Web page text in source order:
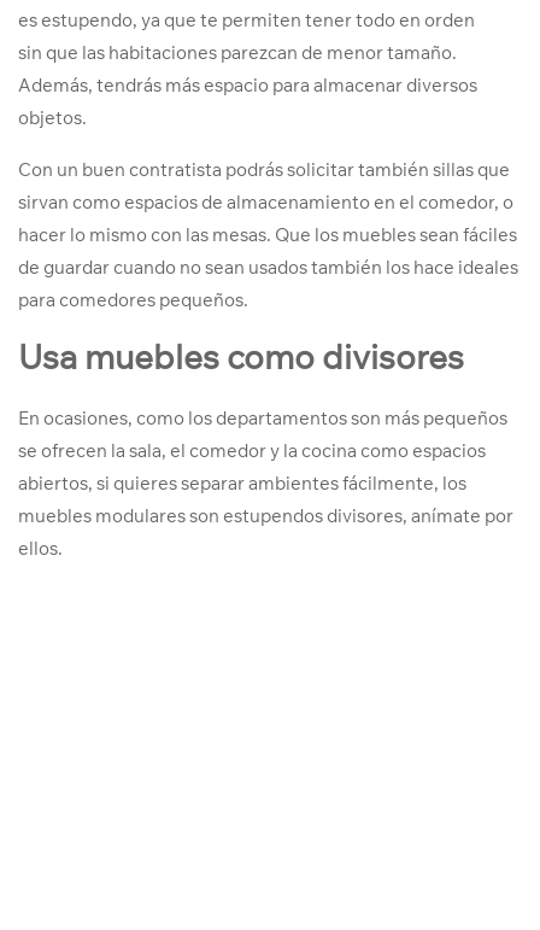
es estupendo, ya que te permiten tener todo en orden
sin que las habitaciones parezcan de menor tamaño.
Además, tendrás más espacio para almacenar diversos
objetos.
Con un buen contratista podrás solicitar también sillas que
sirvan como espacios de almacenamiento en el comedor, o
hacer lo mismo con las mesas. Que los muebles sean fáciles
de guardar cuando no sean usados también los hace ideales
para comedores pequeños.
Usa muebles como divisores
En ocasiones, como los departamentos son más pequeños
se ofrecen la sala, el comedor y la cocina como espacios
abiertos, si quieres separar ambientes fácilmente, los
muebles modulares son estupendos divisores, anímate por
ellos.